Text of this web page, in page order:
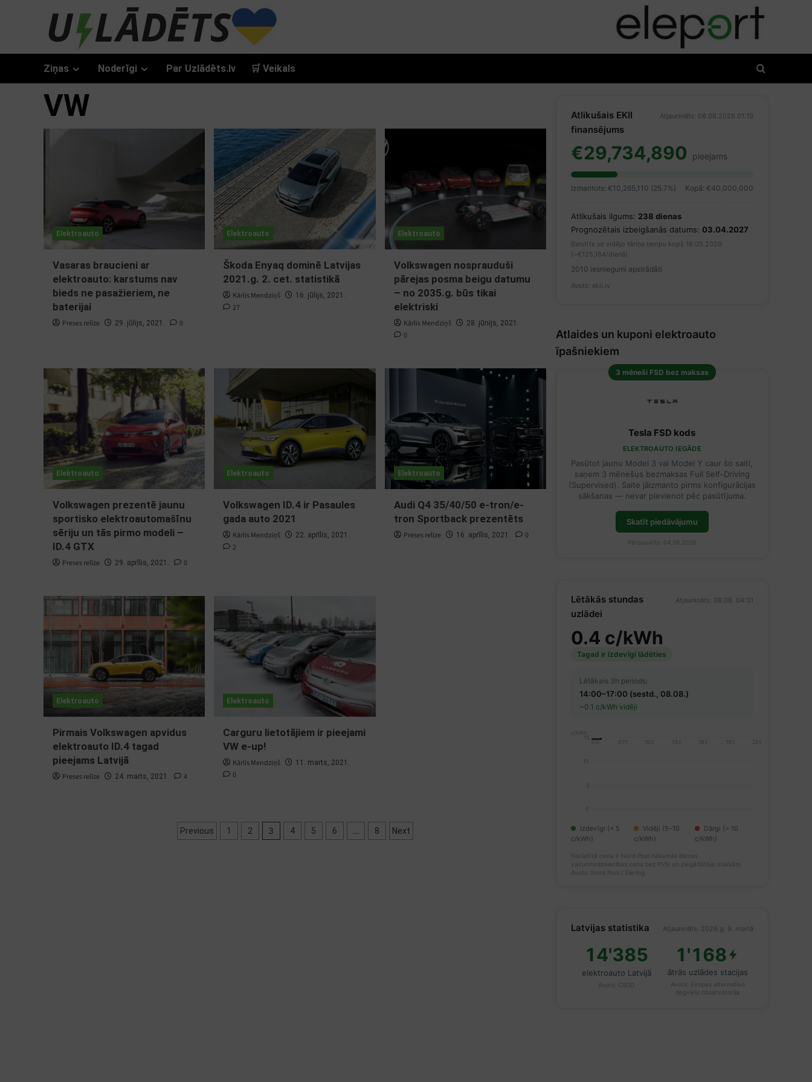
Ziņas Noderīgi Par Uzlādēts.lv 🛒 Veikals
VW
Elektroauto
Vasaras braucieni ar
elektroauto: karstums nav
bieds ne pasažieriem, ne
baterijai
Preses relīze 29. jūlijs, 2021. 0
Elektroauto
Škoda Enyaq dominē Latvijas
2021.g. 2. cet. statistikā
Kārlis Mendziņš 16. jūlijs, 2021.
27
Elektroauto
Volkswagen nosprauduši
pārejas posma beigu datumu
– no 2035.g. būs tikai
elektriski
Kārlis Mendziņš 28. jūnijs, 2021.
0
Elektroauto
Volkswagen prezentē jaunu
sportisko elektroautomašīnu
sēriju un tās pirmo modeli –
ID.4 GTX
Preses relīze 29. aprīlis, 2021. 0
Elektroauto
Volkswagen ID.4 ir Pasaules
gada auto 2021
Kārlis Mendziņš 22. aprīlis, 2021.
2
Elektroauto
Audi Q4 35/40/50 e-tron/e-
tron Sportback prezentēts
Preses relīze 16. aprīlis, 2021. 0
Elektroauto
Pirmais Volkswagen apvidus
elektroauto ID.4 tagad
pieejams Latvijā
Preses relīze 24. marts, 2021. 4
Elektroauto
Carguru lietotājiem ir pieejami
VW e-up!
Kārlis Mendziņš 11. marts, 2021.
0
Ziņu
Previous 1 2 3 4 5 6 … 8 Next
Atlikušais EKII
finansējums
Atjaunināts: 08.08.2026 01:19
€29,734,890 pieejams
Izmantots: €10,265,110 (25.7%) Kopā: €40,000,000
Atlikušais ilgums: 238 dienas
Prognozētais izbeigšanās datums: 03.04.2027
Balstīts uz vidējo tēriņa tempu kopš 18.05.2026
(~€125,184/dienā)
2010 iesniegumi apstrādāti
Avots: ekii.lv
Atlaides un kuponi elektroauto
īpašniekiem
3 mēneši FSD bez maksas
Tesla FSD kods
ELEKTROAUTO IEGĀDE
Pasūtot jaunu Model 3 vai Model Y caur šo saiti,
saņem 3 mēnešus bezmaksas Full Self-Driving
(Supervised). Saite jāizmanto pirms konfigurācijas
sākšanas — nevar pievienot pēc pasūtījuma.
Skatīt piedāvājumu
Pārbaudīts: 04.08.2026
Lētākās stundas
uzlādei
Atjaunināts: 08.08. 04:31
0.4 c/kWh
Tagad ir izdevīgi lādēties
Lētākais 3h periods:
14:00–17:00 (sestd., 08.08.)
~0.1 c/kWh vidēji
c/kWh
0
5
10
15
04:00 07:00 10:00 13:00 16:00 19:00 22:00
Izdevīgi (< 5
c/kWh)
Vidēji (5–10
c/kWh)
Dārgi (> 10
c/kWh)
Norādītā cena ir Nord Pool nākamās dienas
vairumtirdzniecības cena bez PVN un piegādātāja maksām.
Avots: Nord Pool / Elering
Latvijas statistika Atjaunināts: 2026.g. 9. martā
14'385
elektroauto Latvijā
Avots: CSDD
1'168
ātrās uzlādes stacijas
Avots: Eiropas alternatīvo
degvielu observatorija